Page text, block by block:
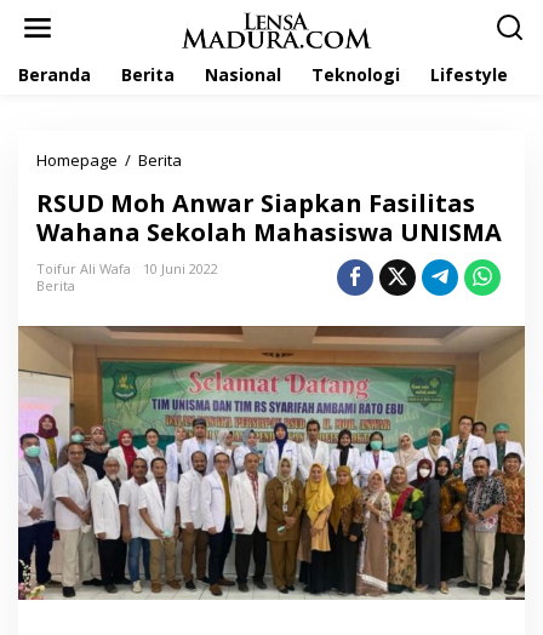
Beranda Berita Nasional Teknologi Lifestyle
Homepage / Berita
U
D
M
o
n
w
a
r
S
i
a
p
a
n
F
a
RSUD Moh Anwar Siapkan Fasilitas
Wahana Sekolah Mahasiswa UNISMA
Toifur Ali Wafa
10 Juni 2022
Berita